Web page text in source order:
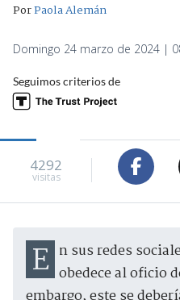
PorPaola Alemán
Domingo 24 marzo de 2024 |
Seguimos criterios de
4292
visitas
En sus redes sociales asegura que su apodo obedece al oficio